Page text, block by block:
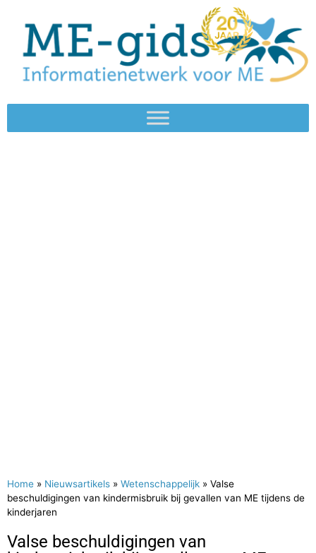
Home » Nieuwsartikels » Wetenschappelijk » Valse
beschuldigingen van kindermisbruik bij gevallen van ME tijdens de
kinderjaren
Valse beschuldigingen van